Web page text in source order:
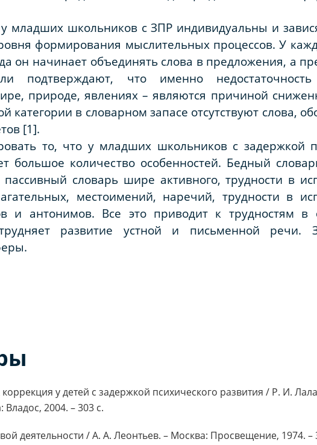
у младших школьников с ЗПР индивидуальны и
формирования мыслительных процессов. У
он начинает объединять слова в предложения, а
подтверждают, что именно
природе, явлениях – являются причиной
категории в словарном запасе отсутствуют слова,
[1].
то, что у младших школьников с задержкой
большое количество особенностей. Бедный
словарь шире активного, трудности в
местоимений, наречий, трудности в
и антонимов. Все это приводит к трудностям в
развитие устной и письменной речи.
у детей с задержкой психического развития / Р. И.
2004. – 303 с.
деятельности / А. А. Леонтьев. – Москва: Просвещение, 1974. –